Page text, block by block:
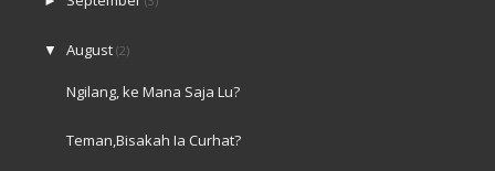
▼August(2)
Ngilang, ke Mana Saja Lu?
Teman,Bisakah Ia Curhat?